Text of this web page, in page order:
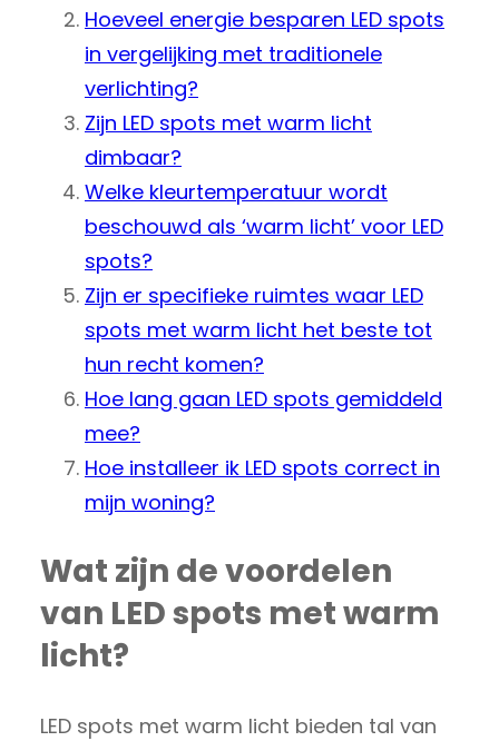
Hoeveel energie besparen LED spots
in vergelijking met traditionele
verlichting?
Zijn LED spots met warm licht
dimbaar?
Welke kleurtemperatuur wordt
beschouwd als ‘warm licht’ voor LED
spots?
Zijn er specifieke ruimtes waar LED
spots met warm licht het beste tot
hun recht komen?
Hoe lang gaan LED spots gemiddeld
mee?
Hoe installeer ik LED spots correct in
mijn woning?
Wat zijn de voordelen
van LED spots met warm
licht?
LED spots met warm licht bieden tal van